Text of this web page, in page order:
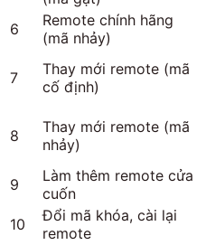
6
Remote chính hãng
(mã nhảy)
7
Thay mới remote (mã
cố định)
8
Thay mới remote (mã
nhảy)
9
Làm thêm remote cửa
cuốn
10
Đổi mã khóa, cài lại
remote